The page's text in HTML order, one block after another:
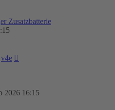
Zusatzbatterie
v4e
2026 16:15